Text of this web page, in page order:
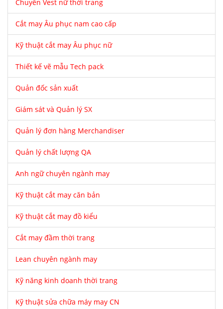
Chuyên Vest nữ thời trang
Cắt may Âu phục nam cao cấp
Kỹ thuật cắt may Âu phục nữ
Thiết kế vẽ mẫu Tech pack
Quản đốc sản xuất
Giám sát và Quản lý SX
Quản lý đơn hàng Merchandiser
Quản lý chất lượng QA
Anh ngữ chuyên ngành may
Kỹ thuật cắt may căn bản
Kỹ thuật cắt may đồ kiểu
Cắt may đầm thời trang
Lean chuyên ngành may
Kỹ năng kinh doanh thời trang
Kỹ thuật sửa chữa máy may CN